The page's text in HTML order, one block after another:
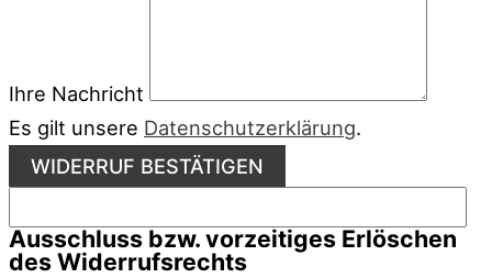
Ihre Nachricht
Es gilt unsere Datenschutzerklärung.
WIDERRUF BESTÄTIGEN
Ausschluss bzw. vorzeitiges Erlöschen
des Widerrufsrechts